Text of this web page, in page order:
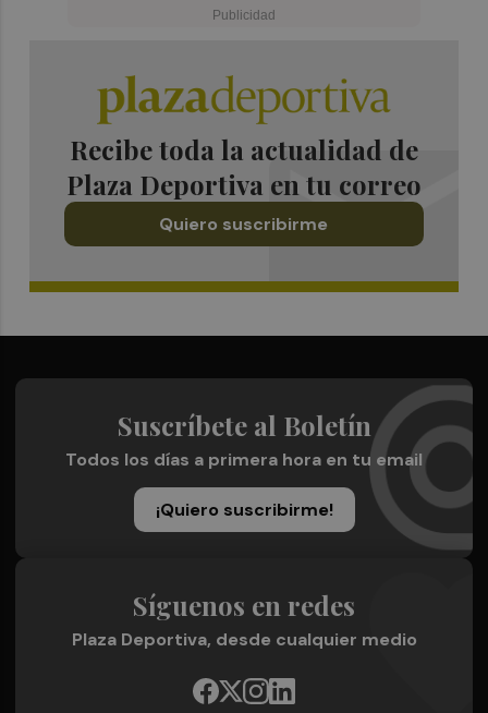
Recibe toda la actualidad de
Plaza Deportiva en tu correo
Quiero suscribirme
Suscríbete al Boletín
Todos los días a primera hora en tu email
¡Quiero suscribirme!
Síguenos en redes
Plaza Deportiva, desde cualquier medio